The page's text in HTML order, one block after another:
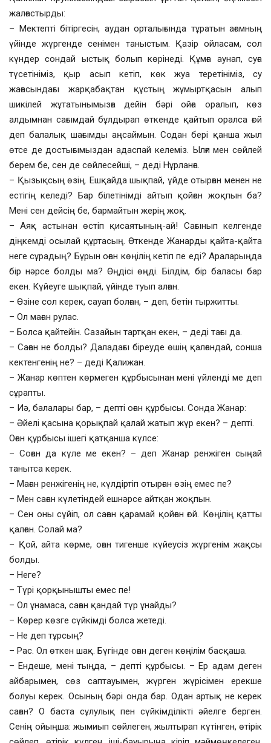
жалғастырды:
– Мектепті бітіргесін, аудан орталығында тұратын ағамның
үйінде жүргенде сенімен таныстым. Қазір ойласам, сол
күндер сондай ыстық болып көрінеді. Құмға аунап, суға
түсетініміз, қыр асып кетіп, көк жуа теретініміз, су
жағасындағы жарқабақтан құстың жұмыртқасын алып
шикілей жұтатынымызға дейін бәрі ойға оралып, көз
алдымнан сағымдай бұлдырап өткенде қайтып оралса ғой
деп балалық шағымды аңсаймын. Содан бері қанша жыл
өтсе де достығымыздан адаспай келеміз. Ылғи мен сөйлей
берем бе, сен де сөйлесейші, – деді Нұрланға.
– Қызықсың өзің. Ешқайда шықпай, үйде отырған менен не
естігің келеді? Бар білетінімді айтып қойған жоқпын ба?
Мені сен дейсің бе, бармайтын жерің жоқ.
– Аяқ астынан өстіп қисаятының-ай! Сағынып келгенде
діңкемді осылай құртасың. Өткенде Жанарды қайта-қайта
неге сұрадың? Бұрын оған көңілің кетіп пе еді? Араларыңда
бір нәрсе болды ма? Өңдісі өңді. Білдім, бір баласы бар
екен. Күйеуге шықпай, үйінде туып алған.
– Өзіне сол керек, сауап болған, – деп, бетін тыржитты.
– Ол маған рулас.
– Болса қайтейін. Сазайын тартқан екен, – деді тағы да.
– Саған не болды? Даладағы біреуде өшің қалғандай, сонша
кектенгенің не? – деді Қалижан.
– Жанар көптен көрмеген құрбысынан мені үйленді ме деп
сұрапты.
– Иә, балалары бар, – депті оған құрбысы. Сонда Жанар:
– Әйелі қасына қорықпай қалай жатып жүр екен? – депті.
Оған құрбысы ішегі қатқанша күлсе:
– Соған да күле ме екен? – деп Жанар ренжіген сыңай
танытса керек.
– Маған ренжігенің не, күлдіртіп отырған өзің емес пе?
– Мен саған күлетіндей ешнәрсе айтқан жоқпын.
– Сен оны сүйіп, ол саған қарамай қойған ғой. Көңілің қатты
қалған. Солай ма?
– Қой, айта көрме, оған тигенше күйеусіз жүргенім жақсы
болды.
– Неге?
– Түрі қорқынышты емес пе!
– Ол ұнамаса, саған қандай түр ұнайды?
– Көрер көзге сүйкімді болса жетеді.
– Не деп тұрсың?
– Рас. Ол өткен шақ. Бүгінде оған деген көңілім басқаша.
– Ендеше, мені тыңда, – депті құрбысы. – Ер адам деген
айбарымен, сөз саптауымен, жүрген жүрісімен ерекше
болуы керек. Осының бәрі онда бар. Одан артық не керек
саған? О баста сұлулық пен сүйкімділікті әйелге берген.
Сенің ойыңша: жымиып сөйлеген, жылтырап күтінген, өтірік